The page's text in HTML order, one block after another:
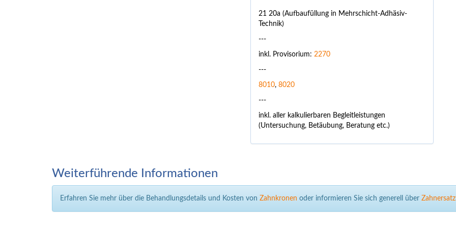
21 20a (Aufbaufüllung in Mehrschicht-Adhäsiv-
Technik)
---
inkl. Provisorium: 2270
---
8010, 8020
---
inkl. aller kalkulierbaren Begleitleistungen
(Untersuchung, Betäubung, Beratung etc.)
Weiterführende Informationen
Erfahren Sie mehr über die Behandlungsdetails und Kosten von Zahnkronen oder informieren Sie sich generell über Zahnersatz